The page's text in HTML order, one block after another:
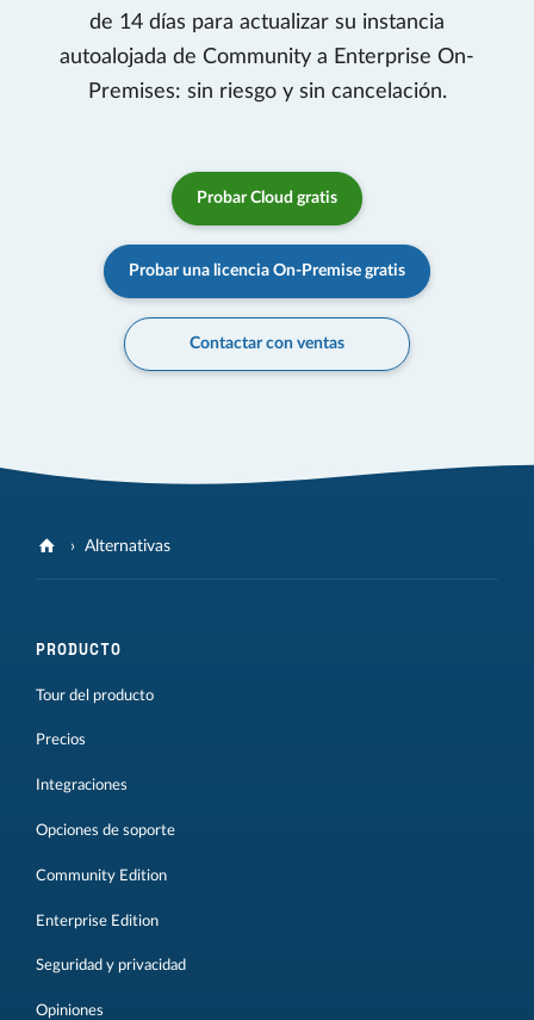
de 14 días para actualizar su instancia
autoalojada de Community a Enterprise On-
Premises: sin riesgo y sin cancelación.
Probar Cloud gratis
Probar una licencia On-Premise gratis
Contactar con ventas
Alternativas
PRODUCTO
Tour del producto
Precios
Integraciones
Opciones de soporte
Community Edition
Enterprise Edition
Seguridad y privacidad
Opiniones